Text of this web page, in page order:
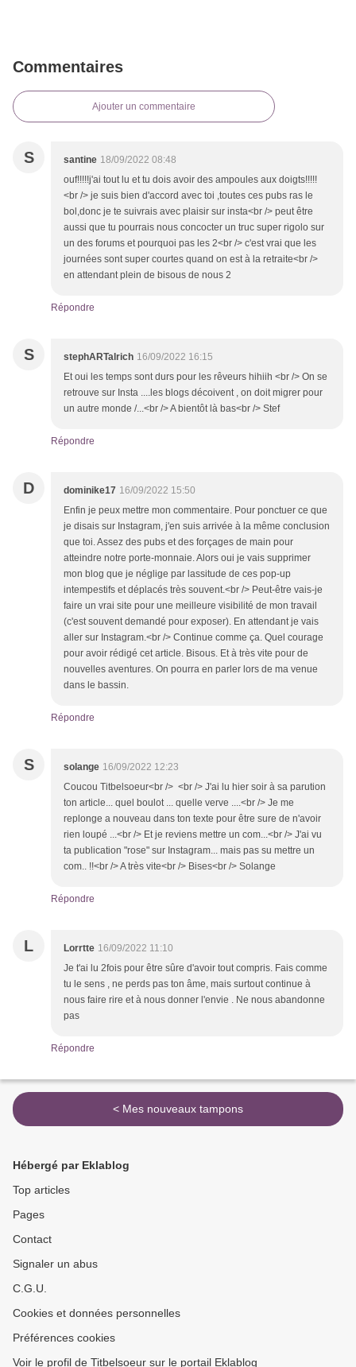
Commentaires
Ajouter un commentaire
S santine 18/09/2022 08:48
ouf!!!!!j'ai tout lu et tu dois avoir des ampoules aux doigts!!!!!
<br /> je suis bien d'accord avec toi ,toutes ces pubs ras le
bol,donc je te suivrais avec plaisir sur insta<br /> peut être
aussi que tu pourrais nous concocter un truc super rigolo sur
un des forums et pourquoi pas les 2<br /> c'est vrai que les
journées sont super courtes quand on est à la retraite<br />
en attendant plein de bisous de nous 2
Répondre
S stephARTalrich 16/09/2022 16:15
Et oui les temps sont durs pour les rêveurs hihiih <br /> On se
retrouve sur Insta ....les blogs décoivent , on doit migrer pour
un autre monde /...<br /> A bientôt là bas<br /> Stef
Répondre
D dominike17 16/09/2022 15:50
Enfin je peux mettre mon commentaire. Pour ponctuer ce que
je disais sur Instagram, j'en suis arrivée à la même conclusion
que toi. Assez des pubs et des forçages de main pour
atteindre notre porte-monnaie. Alors oui je vais supprimer
mon blog que je néglige par lassitude de ces pop-up
intempestifs et déplacés très souvent.<br /> Peut-être vais-je
faire un vrai site pour une meilleure visibilité de mon travail
(c'est souvent demandé pour exposer). En attendant je vais
aller sur Instagram.<br /> Continue comme ça. Quel courage
pour avoir rédigé cet article. Bisous. Et à très vite pour de
nouvelles aventures. On pourra en parler lors de ma venue
dans le bassin.
Répondre
S solange 16/09/2022 12:23
Coucou Titbelsoeur<br /> <br /> J'ai lu hier soir à sa parution
ton article... quel boulot ... quelle verve ....<br /> Je me
replonge a nouveau dans ton texte pour être sure de n'avoir
rien loupé ...<br /> Et je reviens mettre un com...<br /> J'ai vu
ta publication "rose" sur Instagram... mais pas su mettre un
com.. !!<br /> A très vite<br /> Bises<br /> Solange
Répondre
L Lorrtte 16/09/2022 11:10
Je t'ai lu 2fois pour être sûre d'avoir tout compris. Fais comme
tu le sens , ne perds pas ton âme, mais surtout continue à
nous faire rire et à nous donner l'envie . Ne nous abandonne
pas
Répondre
< Mes nouveaux tampons
Hébergé par Eklablog
Top articles
Pages
Contact
Signaler un abus
C.G.U.
Cookies et données personnelles
Préférences cookies
Voir le profil de Titbelsoeur sur le portail Eklablog